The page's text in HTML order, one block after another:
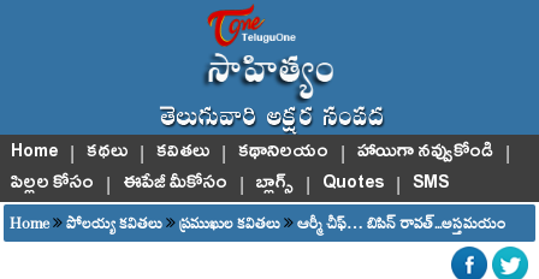
Home | కథలు | కవితలు | కథానిలయం | హాయిగా నవ్వుకోండి |
పిల్లల కోసం | ఈపేజీ మీకోసం | బ్లాగ్స్ | Quotes | SMS
Home పోలయ్య కవితలు ప్రముఖుల కవితలు ఆర్మీ చీఫ్… బిపిన్ రావత్...అస్తమయం